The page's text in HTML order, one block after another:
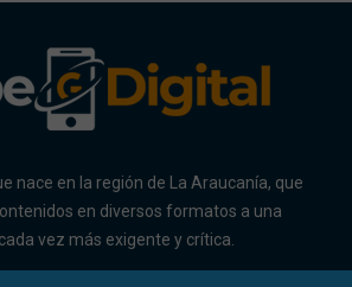
nace en la región de La Araucanía, que
en diversos formatos a una
vez más exigente y crítica.